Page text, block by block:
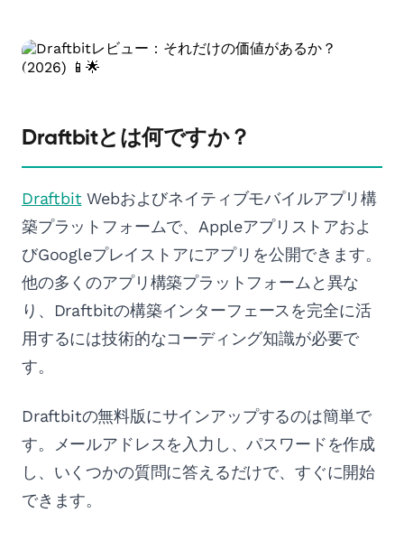
Draftbitとは何ですか？
Draftbit Webおよびネイティブモバイルアプリ構
築プラットフォームで、Appleアプリストアおよ
びGoogleプレイストアにアプリを公開できます。
他の多くのアプリ構築プラットフォームと異な
り、Draftbitの構築インターフェースを完全に活
用するには技術的なコーディング知識が必要で
す。
Draftbitの無料版にサインアップするのは簡単で
す。メールアドレスを入力し、パスワードを作成
し、いくつかの質問に答えるだけで、すぐに開始
できます。